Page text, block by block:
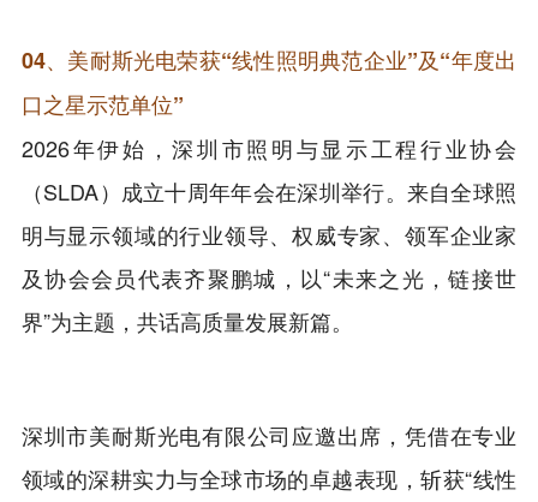
04、美耐斯光电荣获“线性照明典范企业”及“年度出
口之星示范单位”
2026年伊始，深圳市照明与显示工程行业协会
（SLDA）成立十周年年会在深圳举行。来自全球照
明与显示领域的行业领导、权威专家、领军企业家
及协会会员代表齐聚鹏城，以“未来之光，链接世
界”为主题，共话高质量发展新篇。
深圳市美耐斯光电有限公司应邀出席，凭借在专业
领域的深耕实力与全球市场的卓越表现，斩获“线性